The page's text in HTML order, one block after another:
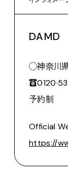
DAMD
◯神奈川
予約制
Official
https://